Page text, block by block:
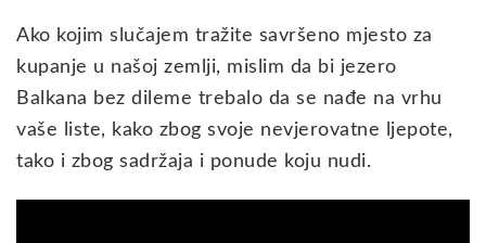
Ako kojim slučajem tražite savršeno mjesto za
kupanje u našoj zemlji, mislim da bi jezero
Balkana bez dileme trebalo da se nađe na vrhu
vaše liste, kako zbog svoje nevjerovatne ljepote,
tako i zbog sadržaja i ponude koju nudi.